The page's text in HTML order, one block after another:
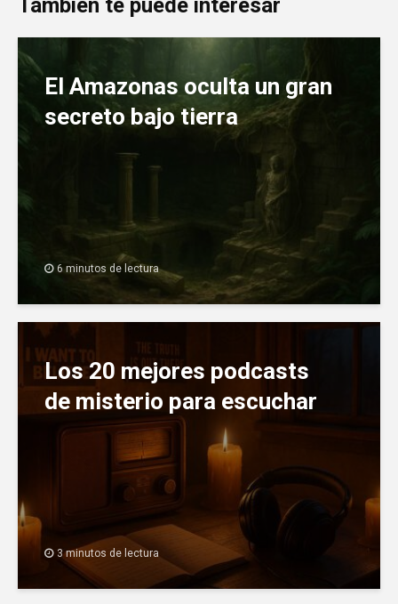
También te puede interesar
El Amazonas oculta un gran
secreto bajo tierra
6 minutos de lectura
Los 20 mejores podcasts
de misterio para escuchar
3 minutos de lectura